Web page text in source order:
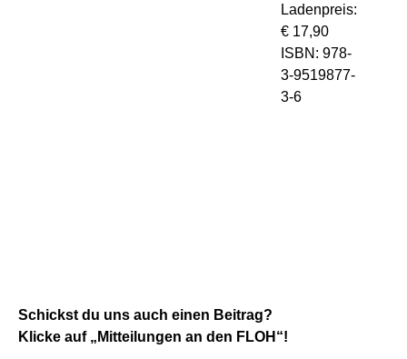
Ladenpreis:
€ 17,90
ISBN: 978-
3-9519877-
3-6
Schickst du uns auch einen Beitrag?
Klicke auf „Mitteilungen an den FLOH“!